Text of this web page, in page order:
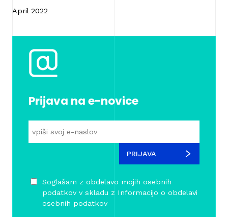
April 2022
Prijava na e-novice
PRIJAVA
Soglašam z obdelavo mojih osebnih
podatkov v skladu z Informacijo o obdelavi
osebnih podatkov